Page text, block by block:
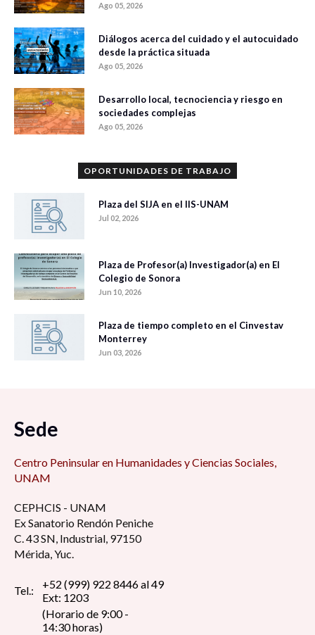
Ago 05, 2026
Diálogos acerca del cuidado y el autocuidado
desde la práctica situada
Ago 05, 2026
Desarrollo local, tecnociencia y riesgo en
sociedades complejas
Ago 05, 2026
OPORTUNIDADES DE TRABAJO
Plaza del SIJA en el IIS-UNAM
Jul 02, 2026
Plaza de Profesor(a) Investigador(a) en El
Colegio de Sonora
Jun 10, 2026
Plaza de tiempo completo en el Cinvestav
Monterrey
Jun 03, 2026
Sede
Centro Peninsular en Humanidades y Ciencias Sociales,
UNAM
CEPHCIS - UNAM
Ex Sanatorio Rendón Peniche
C. 43 SN, Industrial, 97150
Mérida, Yuc.
Tel.:
+52 (999) 922 8446 al 49
Ext: 1203
(Horario de 9:00 -
14:30 horas)